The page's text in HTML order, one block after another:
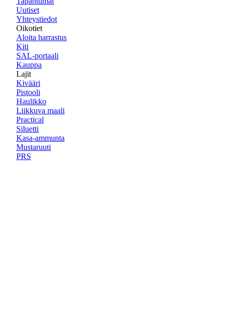
Uutiset
Yhteystiedot
Oikotiet
Aloita harrastus
Kiti
SAL-portaali
Kauppa
Lajit
Kivääri
Pistooli
Haulikko
Liikkuva maali
Practical
Siluetti
Kasa-ammunta
Mustaruuti
PRS